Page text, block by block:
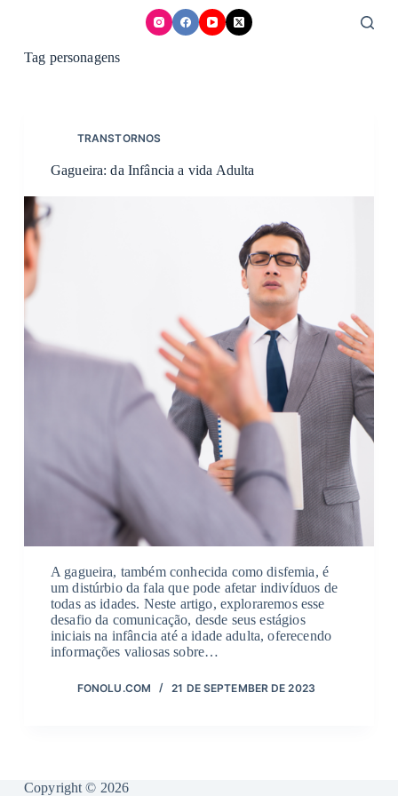
Tag personagens
TRANSTORNOS
Gagueira: da Infância a vida Adulta
A gagueira, também conhecida como disfemia, é
um distúrbio da fala que pode afetar indivíduos de
todas as idades. Neste artigo, exploraremos esse
desafio da comunicação, desde seus estágios
iniciais na infância até a idade adulta, oferecendo
informações valiosas sobre…
FONOLU.COM 21 DE SEPTEMBER DE 2023
Copyright © 2026